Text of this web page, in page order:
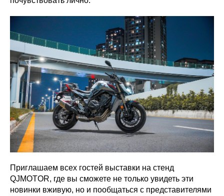
Приглашаем всех гостей выставки на стенд
QJMOTOR, где вы сможете не только увидеть эти
новинки вживую, но и пообщаться с представителями